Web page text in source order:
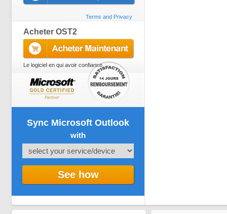
Terms and Privacy
Acheter OST2
Le logiciel en qui avoir confiance
Sync Microsoft Outlook
with
See how